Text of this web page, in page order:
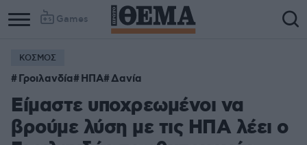
Games
ΚΟΣΜΟΣ
Γροιλανδία ΗΠΑ Δανία
Είμαστε υποχρεωμένοι να
βρούμε λύση με τις ΗΠΑ λέει ο